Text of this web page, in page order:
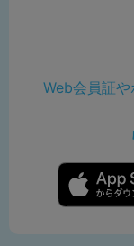
Web会員証